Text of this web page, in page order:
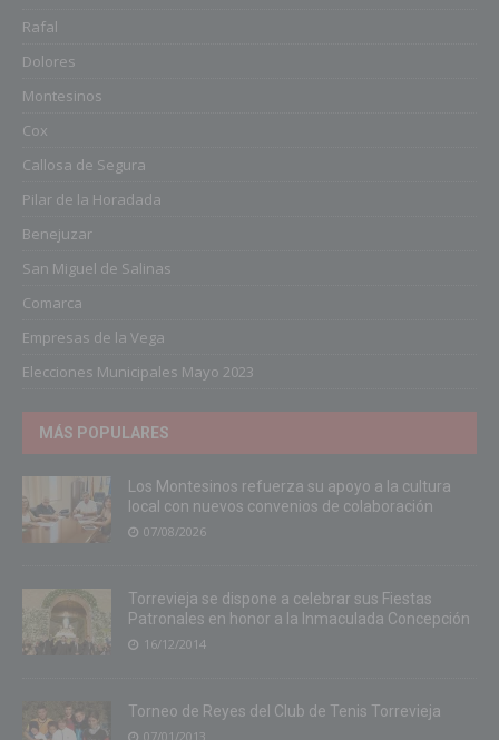
Rafal
Dolores
Montesinos
Cox
Callosa de Segura
Pilar de la Horadada
Benejuzar
San Miguel de Salinas
Comarca
Empresas de la Vega
Elecciones Municipales Mayo 2023
MÁS POPULARES
Los Montesinos refuerza su apoyo a la cultura
local con nuevos convenios de colaboración
07/08/2026
Torrevieja se dispone a celebrar sus Fiestas
Patronales en honor a la Inmaculada Concepción
16/12/2014
Torneo de Reyes del Club de Tenis Torrevieja
07/01/2013